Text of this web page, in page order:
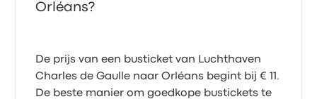
Orléans?
De prijs van een busticket van Luchthaven
Charles de Gaulle naar Orléans begint bij € 11.
De beste manier om goedkope bustickets te